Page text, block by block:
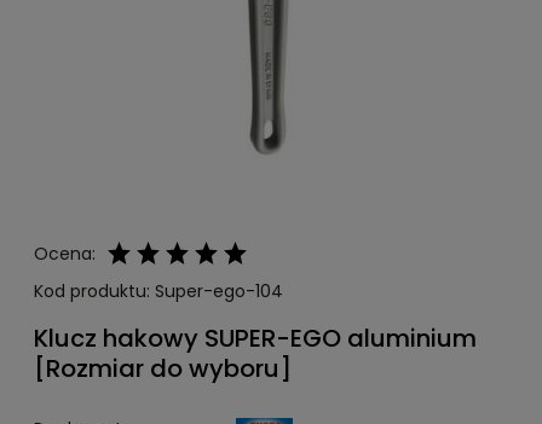
Ocena:
Kod produktu: Super-ego-104
Klucz hakowy SUPER-EGO aluminium
[Rozmiar do wyboru]